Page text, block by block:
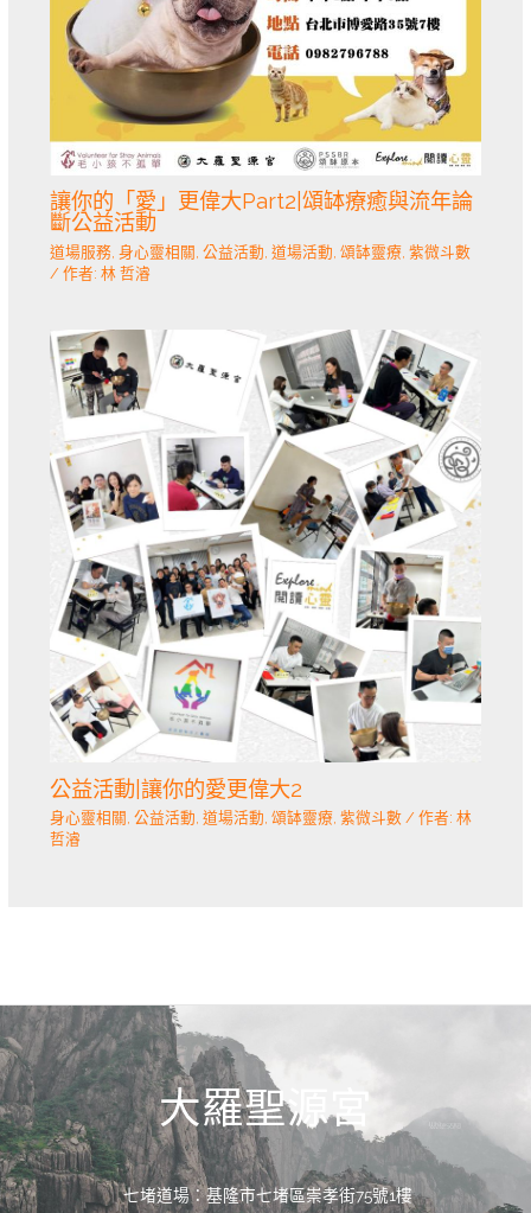
讓你的「愛」更偉大Part2|頌缽療癒與流年論
斷公益活動
道場服務, 身心靈相關 公益活動 道場活動 頌缽靈療, 紫微斗數
/ 作者: 林 哲濬
公益活動|讓你的愛更偉大2
身心靈相關 , 公益活動, 道場活動, 頌缽靈療, 紫微斗數/ 作者: 林
哲濬
大羅聖源宮
七堵道場：基隆市七堵區崇孝街75號1樓